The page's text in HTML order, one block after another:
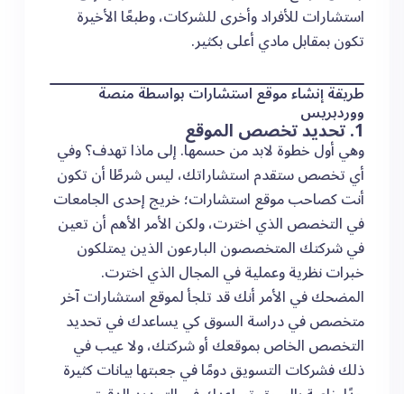
استشارات للأفراد وأخرى للشركات، وطبعًا الأخيرة
تكون بمقابل مادي أعلى بكثير.
طريقة إنشاء موقع استشارات بواسطة منصة
ووردبريس
1. تحديد تخصص الموقع
وهي أول خطوة لابد من حسمها. إلى ماذا تهدف؟ وفي
أي تخصص ستقدم استشاراتك، ليس شرطًا أن تكون
أنت كصاحب موقع استشارات؛ خريج إحدى الجامعات
في التخصص الذي اخترت، ولكن الأمر الأهم أن تعين
في شركتك المتخصصون البارعون الذين يمتلكون
خبرات نظرية وعملية في المجال الذي اخترت.
المضحك في الأمر أنك قد تلجأ لموقع استشارات آخر
متخصص في دراسة السوق كي يساعدك في تحديد
التخصص الخاص بموقعك أو شركتك، ولا عيب في
ذلك فشركات التسويق دومًا في جعبتها بيانات كثيرة